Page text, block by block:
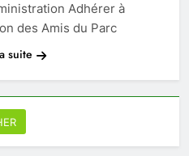
Adhérer à
des Amis du Parc
suite